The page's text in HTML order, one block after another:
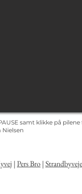
samt klikke på
Nielsen
|Pers Bro|